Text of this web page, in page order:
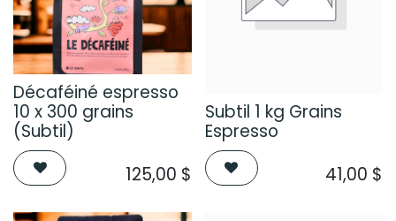
Décaféiné espresso
10 x 300 grains
(Subtil)
125,00 $
Subtil 1 kg Grains
Espresso
41,00 $